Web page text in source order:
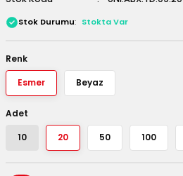
Kutuları
Kutuları
Stok Durumu Stokta Var
Renk
Esmer Beyaz
Adet
10 20 50 100